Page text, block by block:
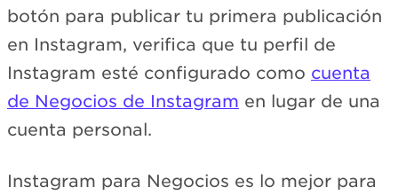
botón para publicar tu primera publicación
en Instagram, verifica que tu perfil de
Instagram esté configurado como cuenta
de Negocios de Instagram en lugar de una
cuenta personal.
Instagram para Negocios es lo mejor para